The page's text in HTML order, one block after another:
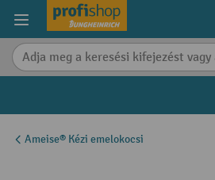
content
Ameise® Kézi emelokocsi